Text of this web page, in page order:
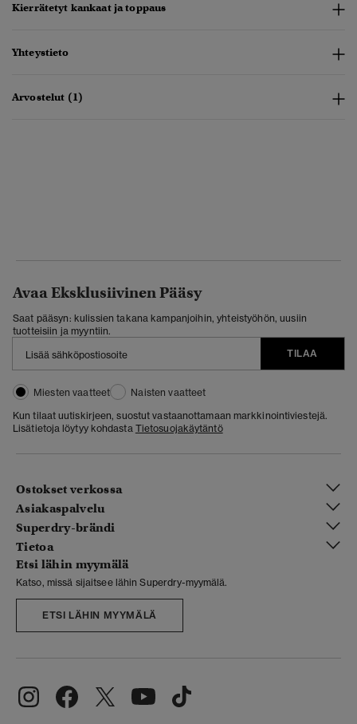
Kierrätetyt kankaat ja toppaus
Yhteystieto
Arvostelut (1)
Avaa Eksklusiivinen Pääsy
Saat pääsyn: kulissien takana kampanjoihin, yhteistyöhön, uusiin
tuotteisiin ja myyntiin.
TILAA
Miesten vaatteet
Naisten vaatteet
Kun tilaat uutiskirjeen, suostut vastaanottamaan markkinointiviestejä.
Lisätietoja löytyy kohdasta Tietosuojakäytäntö
Ostokset verkossa
Asiakaspalvelu
Superdry-brändi
Tietoa
Etsi lähin myymälä
Katso, missä sijaitsee lähin Superdry-myymälä.
ETSI LÄHIN MYYMÄLÄ